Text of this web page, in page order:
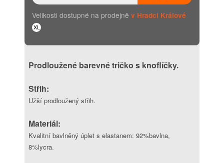
Velikosti dostupné na prodejně v Hradci Králové
XL
Prodloužené barevné tričko s knoflíčky.
Střih:
Užší prodloužený střih.
Materiál:
Kvalitní bavlněný úplet s elastanem: 92%bavlna,
8%lycra.